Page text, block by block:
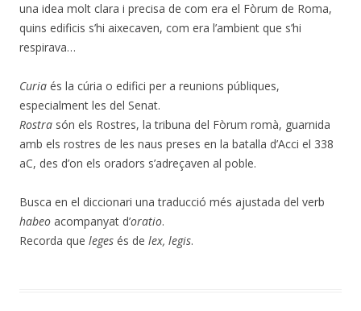
una idea molt clara i precisa de com era el Fòrum de Roma,
quins edificis s’hi aixecaven, com era l’ambient que s’hi
respirava…
Curia és la cúria o edifici per a reunions públiques,
especialment les del Senat.
Rostra són els Rostres, la tribuna del Fòrum romà, guarnida
amb els rostres de les naus preses en la batalla d’Acci el 338
aC, des d’on els oradors s’adreçaven al poble.
Busca en el diccionari una traducció més ajustada del verb
habeo acompanyat d’oratio.
Recorda que leges és de lex, legis.